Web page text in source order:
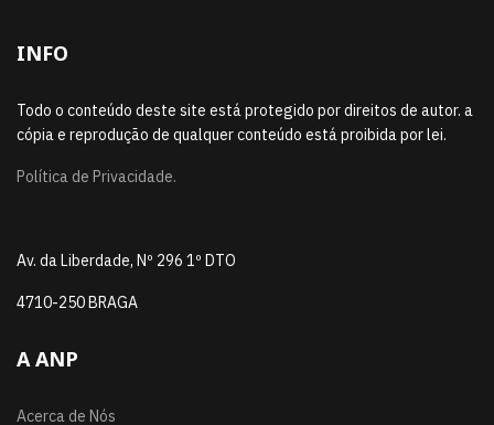
INFO
Todo o conteúdo deste site está protegido por direitos de autor. a
cópia e reprodução de qualquer conteúdo está proibida por lei.
Política de Privacidade.
Av. da Liberdade, Nº 296 1º DTO
4710-250 BRAGA
A ANP
Acerca de Nós